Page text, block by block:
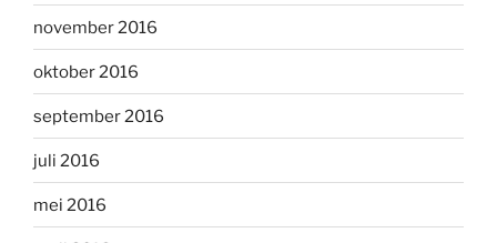
november 2016
oktober 2016
september 2016
juli 2016
mei 2016